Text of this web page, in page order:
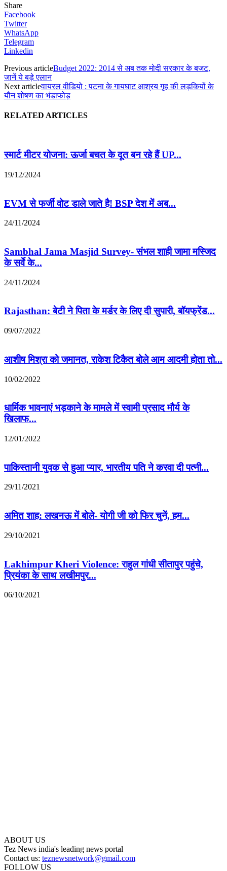
Share
Facebook
Twitter
WhatsApp
Telegram
Linkedin
Previous articleBudget 2022: 2014 से अब तक मोदी सरकार के बजट,
जानें ये बड़े एलान
Next articleवायरल वीडियो : पटना के गायघाट आश्रय गृह की लड़कियों के
यौन शोषण का भंडाफोड़
RELATED ARTICLES
स्मार्ट मीटर योजना: ऊर्जा बचत के दूत बन रहे हैं UP...
19/12/2024
EVM से फर्जी वोट डाले जाते है! BSP देश में अब...
24/11/2024
Sambhal Jama Masjid Survey- संभल शाही जामा मस्जिद
के सर्वे के...
24/11/2024
Rajasthan: बेटी ने पिता के मर्डर के लिए दी सुपारी, बॉयफ्रेंड...
09/07/2022
आशीष मिश्रा को जमानत, राकेश टिकैत बोले आम आदमी होता तो...
10/02/2022
धार्मिक भावनाएं भड़काने के मामले में स्वामी प्रसाद मौर्य के
खिलाफ...
12/01/2022
पाकिस्तानी युवक से हुआ प्यार, भारतीय पति ने करवा दी पत्नी...
29/11/2021
अमित शाह: लखनऊ में बोले- योगी जी को फिर चुनें, हम...
29/10/2021
Lakhimpur Kheri Violence: राहुल गांधी सीतापुर पहुंचे,
प्रियंका के साथ लखीमपुर...
06/10/2021
ABOUT US
Tez News india's leading news portal
Contact us: teznewsnetwork@gmail.com
FOLLOW US